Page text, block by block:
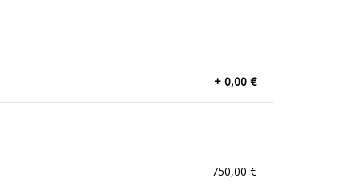
+ 0,00 €
750,00 €